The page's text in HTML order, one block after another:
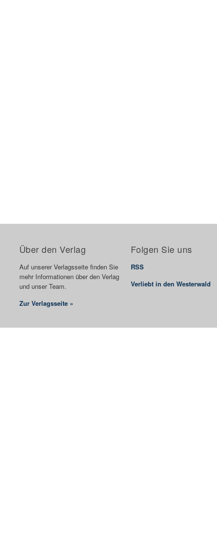
Über den Verlag
Auf unserer Verlagsseite finden Sie
mehr Informationen über den Verlag
und unser Team.
Zur Verlagsseite »
Folgen Sie uns
RSS
Verliebt in den Westerwald